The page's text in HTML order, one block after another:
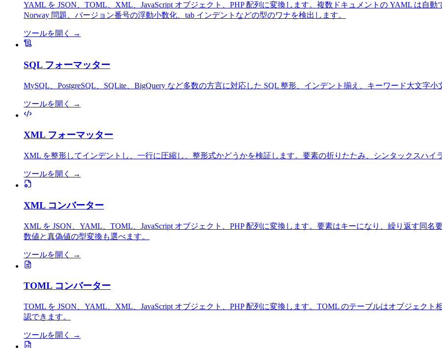
YAML を JSON、TOML、XML、JavaScript オブジェクト、PHP 配列に変換します。複数ドキュメントの YAML は自動
Norway 問題、バージョン番号の浮動小数化、tab インデントなどの型のワナを検出します。
ツールを開く →
SQL フォーマッター
MySQL、PostgreSQL、SQLite、BigQuery など多数の方言に対応した SQL 整形、インデント揃え、キーワード大文字小
ツールを開く →
XML フォーマッター
XML を整形してインデントし、一行に圧縮し、整形式かどうかを検証します。要素の折りたたみ、シンタックスハイ
ツールを開く →
XML コンバーター
XML を JSON、YAML、TOML、JavaScript オブジェクト、PHP 配列に変換します。要素はキーになり、繰り返す同名
数値と真偽値の型変換も選べます。
ツールを開く →
TOML コンバーター
TOML を JSON、YAML、XML、JavaScript オブジェクト、PHP 配列に変換します。TOML のテーブルはオブジェク
認できます。
ツールを開く →